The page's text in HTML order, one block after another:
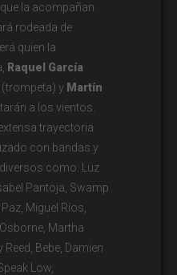
la acompañan.
rodeada de
quien la
Raquel García
(trompeta) y Martín
a los vientos.
trayectoria
con bandas y
como: Luz
Pantoja, Swamp
Miguel Ríos,
Martha
Bebe, Damien
Low,